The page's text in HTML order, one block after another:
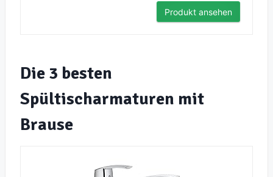
Produkt ansehen
Die 3 besten
Spültischarmaturen mit
Brause